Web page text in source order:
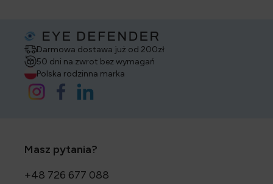
Darmowa dostawa już od 200zł
50 dni na zwrot bez wymagań
Polska rodzinna marka
Masz pytania?
+48 726 677 088